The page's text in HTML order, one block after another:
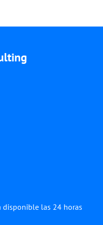
disponible las 24 horas